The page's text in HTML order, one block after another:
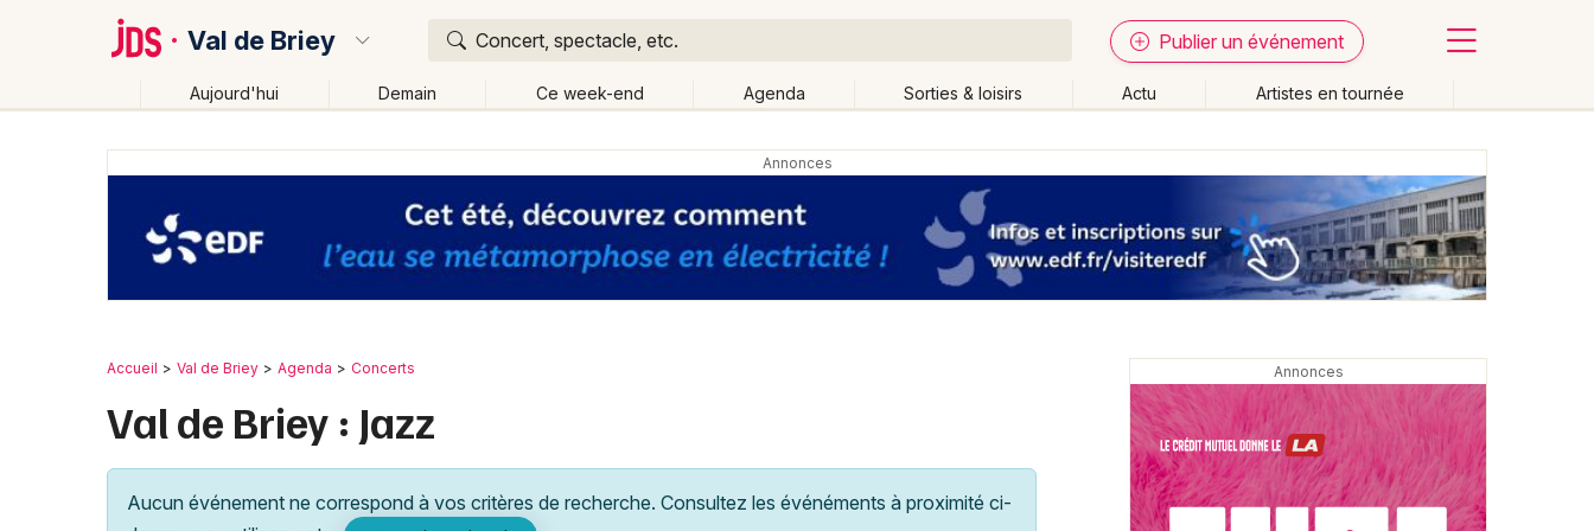
Val de Briey Concert, spectacle, etc. Publier un événement
Aujourd'hui Demain Ce week-end Agenda Sorties & loisirs Actu Artistes en tournée
Publier un événement
Grands événements
Foires & salons
Bordeaux
Marseille
Accueil Val de Briey Agenda Concerts
Val de Briey : Jazz
Aucun événement ne correspond à vos critères de recherche. Consultez les événéments à proximité ci-
Meurthe-et-Moselle (54) Lorraine
Partout
Quand ? Effacer les dates
Aujourd'hui Demain Ce week-end Autre